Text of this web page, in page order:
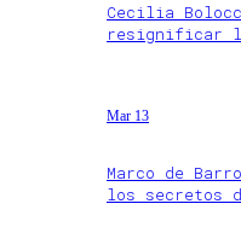
Cecilia
resignificar
Mar 13
Marco de
los secretos